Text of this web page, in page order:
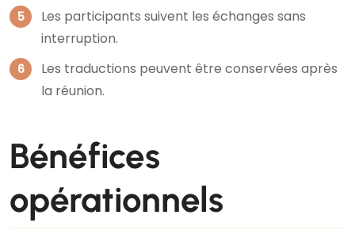
Les participants suivent les échanges sans
interruption.
Les traductions peuvent être conservées après
la réunion.
Bénéfices
opérationnels